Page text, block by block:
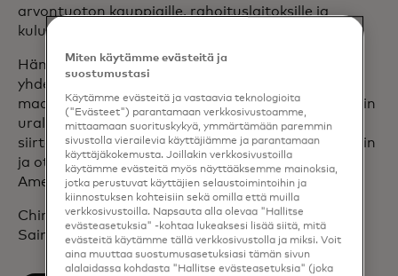
arvontuoton kauppiaille, rahoituslaitoksille ja
kuluttajille.
Hän on myös auttanut johtamaan tiimiä, joka on
yhdessä luonut ja räätälöinyt ratkaisuja joillekin
maailman suurimmille liikkeeseenlaskijoille. Aiemmin
urallaan hän oli mukana johtamassa pyrkimystä
siirtää Yhdysvaltain markkinat EMV-sirustandardiin
ja ottaa käyttöön kontaktittomat maksut Pohjois-
Amerikassa.
Chirolla on kauppatieteiden kandidaatin tutkinto
Saint Louisin yliopistosta.
Miten käytämme evästeitä ja
suostumustasi
Käytämme evästeitä ja vastaavia teknologioita
("Evästeet") parantamaan verkkosivustoamme,
mittaamaan suorituskykyä, ymmärtämään paremmin
sivustolla vierailevia käyttäjiämme ja parantamaan
käyttäjäkokemusta. Joillakin verkkosivustoilla
käytämme evästeitä myös näyttääksemme mainoksia,
jotka perustuvat käyttäjien selaustoimintoihin ja
kiinnostuksen kohteisiin sekä omilla että muilla
verkkosivustoilla. Napsauta alla olevaa "Hallitse
evästeasetuksia" -kohtaa lukeaksesi lisää siitä, mitä
evästeitä käytämme tällä verkkosivustolla ja miksi. Voit
aina muuttaa suostumusasetuksiasi tämän sivun
alalaidassa kohdasta "Hallitse evästeasetuksia" (joka